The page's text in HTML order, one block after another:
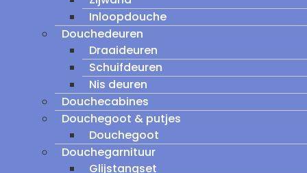
Inloopdouche
Douchedeuren
Draaideuren
Schuifdeuren
Nis deuren
Douchecabines
Douchegoot & putjes
Douchegoot
Douchegarnituur
Glijstangset